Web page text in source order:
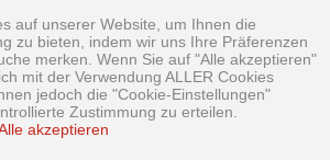
auf unserer Website, um Ihnen die
zu bieten, indem wir uns Ihre Präferenzen
merken. Wenn Sie auf "Alle akzeptieren"
mit der Verwendung ALLER Cookies
jedoch die "Cookie-Einstellungen"
Zustimmung zu erteilen.
akzeptieren